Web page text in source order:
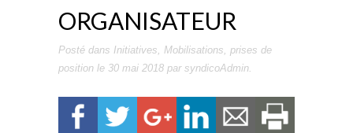
ORGANISATEUR
Posté dans Initiatives, Mobilisations, prises de
position le 30 mai 2018 par syndicoAdmin.